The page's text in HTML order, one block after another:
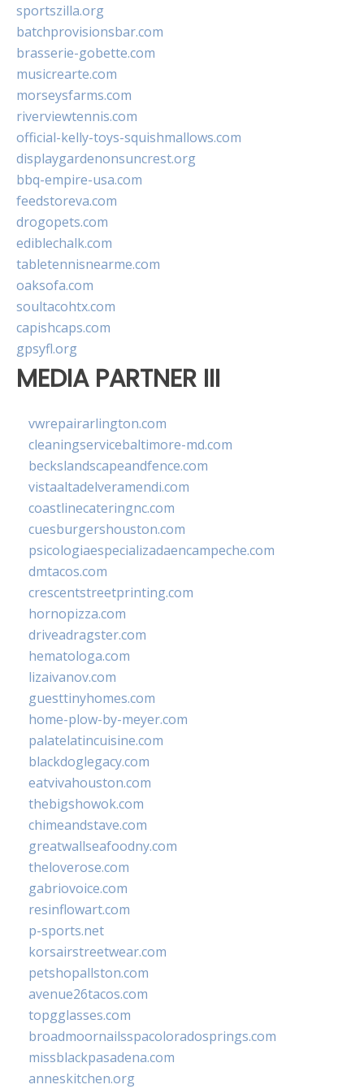
sportszilla.org
batchprovisionsbar.com
brasserie-gobette.com
musicrearte.com
morseysfarms.com
riverviewtennis.com
official-kelly-toys-squishmallows.com
displaygardenonsuncrest.org
bbq-empire-usa.com
feedstoreva.com
drogopets.com
ediblechalk.com
tabletennisnearme.com
oaksofa.com
soultacohtx.com
capishcaps.com
gpsyfl.org
MEDIA PARTNER III
vwrepairarlington.com
cleaningservicebaltimore-md.com
beckslandscapeandfence.com
vistaaltadelveramendi.com
coastlinecateringnc.com
cuesburgershouston.com
psicologiaespecializadaencampeche.com
dmtacos.com
crescentstreetprinting.com
hornopizza.com
driveadragster.com
hematologa.com
lizaivanov.com
guesttinyhomes.com
home-plow-by-meyer.com
palatelatincuisine.com
blackdoglegacy.com
eatvivahouston.com
thebigshowok.com
chimeandstave.com
greatwallseafoodny.com
theloverose.com
gabriovoice.com
resinflowart.com
p-sports.net
korsairstreetwear.com
petshopallston.com
avenue26tacos.com
topgglasses.com
broadmoornailsspacoloradosprings.com
missblackpasadena.com
anneskitchen.org